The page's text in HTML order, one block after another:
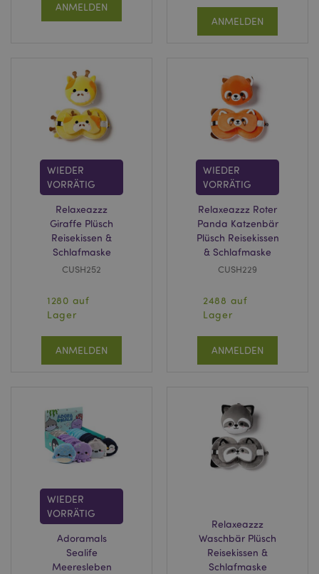
ANMELDEN
ANMELDEN
WIEDER
VORRÄTIG
Relaxeazzz
Giraffe Plüsch
Reisekissen &
Schlafmaske
CUSH252
1280 auf
Lager
ANMELDEN
WIEDER
VORRÄTIG
Relaxeazzz Roter
Panda Katzenbär
Plüsch Reisekissen
& Schlafmaske
CUSH229
2488 auf
Lager
ANMELDEN
WIEDER
VORRÄTIG
Adoramals
Sealife
Meeresleben
Relaxeazzz
Waschbär Plüsch
Reisekissen &
Schlafmaske